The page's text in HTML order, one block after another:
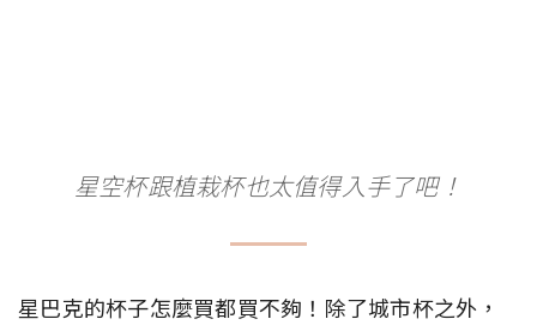
星空杯跟植栽杯也太值得入手了吧！
星巴克的杯子怎麼買都買不夠！除了城市杯之外，